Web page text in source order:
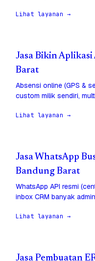
Lihat layanan →
Jasa Bikin
Barat
Absensi online (GPS &
custom milik sendiri,
Lihat layanan →
Jasa WhatsApp
Bandung Barat
WhatsApp API resmi
inbox CRM banyak
Lihat layanan →
Jasa Pembuatan